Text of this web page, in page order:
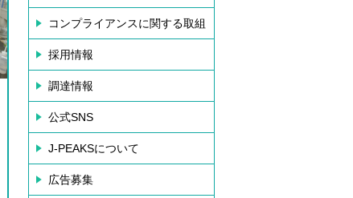
コンプライアンスに関する取組
採用情報
調達情報
公式SNS
J-PEAKSについて
広告募集